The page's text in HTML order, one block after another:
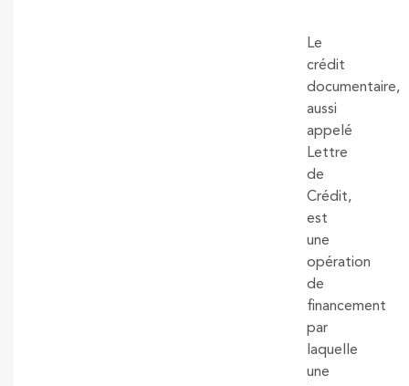
Le
crédit
documentaire,
aussi
appelé
Lettre
de
Crédit,
est
une
opération
de
financement
par
laquelle
une